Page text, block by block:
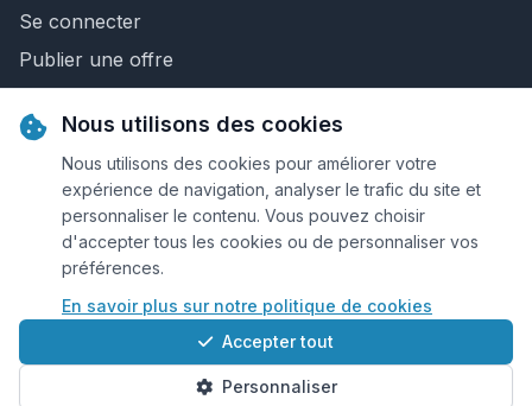
Se connecter
Publier une offre
Nous contacter
© 2026 Keejob.com. Tous droits réservés.
Conditions et règlement
Cookies
Qui sommes-nous?
Nous utilisons des cookies
Nous utilisons des cookies pour améliorer votre
expérience de navigation, analyser le trafic du site et
personnaliser le contenu. Vous pouvez choisir
d'accepter tous les cookies ou de personnaliser vos
préférences.
En savoir plus sur notre politique de cookies
Accepter tout
Personnaliser